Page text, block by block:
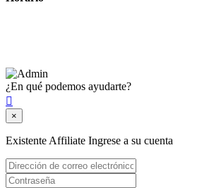
¿En qué podemos ayudarte?

×
Existente Affiliate Ingrese a su cuenta